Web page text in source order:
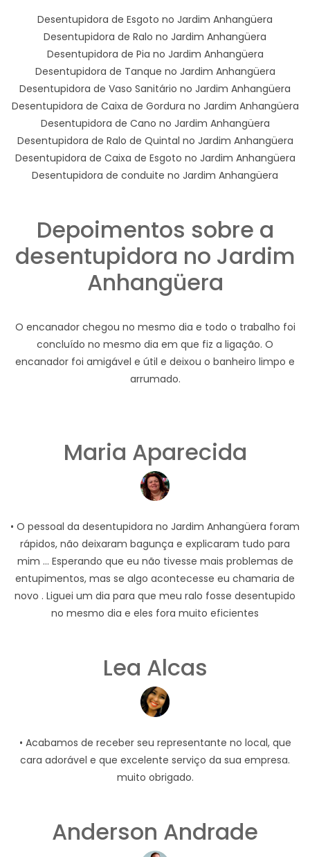
Desentupidora de Esgoto no Jardim Anhangüera
Desentupidora de Ralo no Jardim Anhangüera
Desentupidora de Pia no Jardim Anhangüera
Desentupidora de Tanque no Jardim Anhangüera
Desentupidora de Vaso Sanitário no Jardim Anhangüera
Desentupidora de Caixa de Gordura no Jardim Anhangüera
Desentupidora de Cano no Jardim Anhangüera
Desentupidora de Ralo de Quintal no Jardim Anhangüera
Desentupidora de Caixa de Esgoto no Jardim Anhangüera
Desentupidora de conduite no Jardim Anhangüera
Depoimentos sobre a
desentupidora no Jardim
Anhangüera
O encanador chegou no mesmo dia e todo o trabalho foi
concluído no mesmo dia em que fiz a ligação. O
encanador foi amigável e útil e deixou o banheiro limpo e
arrumado.
Maria Aparecida
• O pessoal da desentupidora no Jardim Anhangüera foram
rápidos, não deixaram bagunça e explicaram tudo para
mim ... Esperando que eu não tivesse mais problemas de
entupimentos, mas se algo acontecesse eu chamaria de
novo . Liguei um dia para que meu ralo fosse desentupido
no mesmo dia e eles fora muito eficientes
Lea Alcas
• Acabamos de receber seu representante no local, que
cara adorável e que excelente serviço da sua empresa.
muito obrigado.
Anderson Andrade